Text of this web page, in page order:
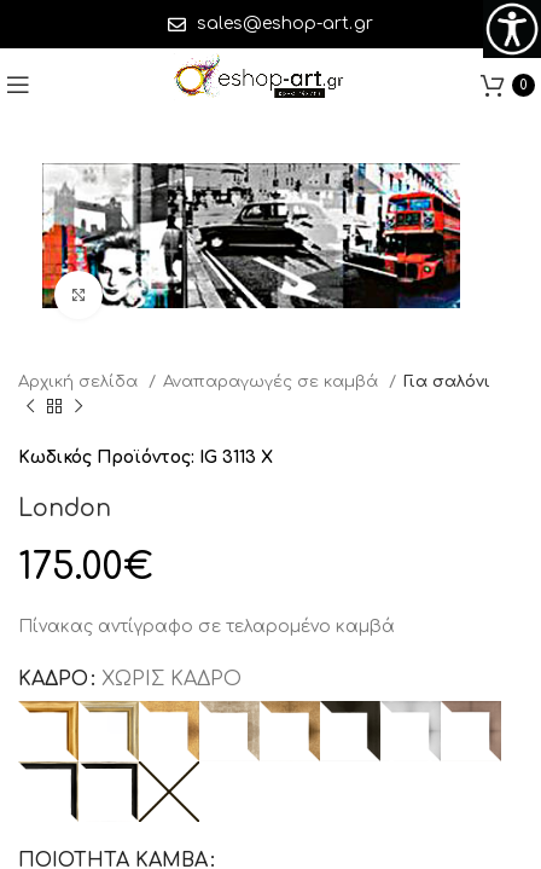
sales@eshop-art.gr
0
Click to enlarge
Αρχική σελίδα Αναπαραγωγές σε καμβά Για σαλόνι
Κωδικός Προϊόντος: IG 3113 X
London
175.00€
Πίνακας αντίγραφο σε τελαρομένο καμβά
ΚΑΔΡΟ ΧΩΡΙΣ ΚΑΔΡΟ
ΠΟΙΟΤΗΤΑ ΚΑΜΒΑ